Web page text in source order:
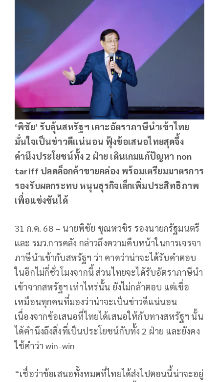
‘พิชัย’ รับลุ้นสหรัฐฯ เคาะอัตราภาษีนำเข้าไทย
มั่นใจเป็นข่าวดีแน่นอน ฟุ้งข้อเสนอไทยสุดจึ้ง
คำนึงประโยชน์ทั้ง 2 ฝ่าย เดินเกมแก้ปัญหา non
tariff ปลดล็อกค้าขายคล่อง พร้อมเตรียมมาตรการ
รองรับผลกระทบ หนุนธุรกิจเล็กเพิ่มประสิทธิภาพ
เพื่อแข่งขันได้
31 ก.ค. 68 – นายพิชัย ชุณหวชิร รองนายกรัฐมนตรี
และ รมว.การคลัง กล่าวถึงความคืบหน้าในการเจรจา
ภาษีนำเข้ากับสหรัฐฯ ว่า คาดว่าน่าจะได้รับคำตอบ
ในอีกไม่กี่ชั่วโมงจากนี้ ส่วนไทยจะได้รับอัตราภาษีนำ
เข้าจากสหรัฐฯ เท่าไหร่นั้น ยังไม่กล้าตอบ แต่เชื่อ
เหมือนทุกคนที่มองว่าน่าจะเป็นข่าวดีแน่นอน
เนื่องจากข้อเสนอที่ไทยได้เสนอให้กับทางสหรัฐฯ นั้น
ได้คำนึงถึงสิ่งที่เป็นประโยชน์กับทั้ง 2 ฝ่าย และยังคง
ใช้คำว่า win-win
“เชื่อว่าข้อเสนอทั้งหมดที่ไทยได้ส่งไปตอนนี้น่าจะอยู่